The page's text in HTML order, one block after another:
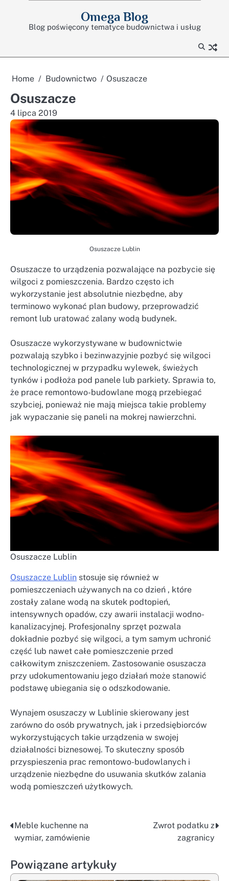
Omega Blog
Blog poświęcony tematyce budownictwa i usług
Home Budownictwo Osuszacze
Osuszacze
4 lipca 2019
Osuszacze Lublin
Osuszacze to urządzenia pozwalające na pozbycie się
wilgoci z pomieszczenia. Bardzo często ich
wykorzystanie jest absolutnie niezbędne, aby
terminowo wykonać plan budowy, przeprowadzić
remont lub uratować zalany wodą budynek.
Osuszacze wykorzystywane w budownictwie
pozwalają szybko i bezinwazyjnie pozbyć się wilgoci
technologicznej w przypadku wylewek, świeżych
tynków i podłoża pod panele lub parkiety. Sprawia to,
że prace remontowo-budowlane mogą przebiegać
szybciej, ponieważ nie mają miejsca takie problemy
jak wypaczanie się paneli na mokrej nawierzchni.
Osuszacze Lublin
Osuszacze Lublin stosuje się również w
pomieszczeniach używanych na co dzień , które
zostały zalane wodą na skutek podtopień,
intensywnych opadów, czy awarii instalacji wodno-
kanalizacyjnej. Profesjonalny sprzęt pozwala
dokładnie pozbyć się wilgoci, a tym samym uchronić
część lub nawet całe pomieszczenie przed
całkowitym zniszczeniem. Zastosowanie osuszacza
przy udokumentowaniu jego działań może stanowić
podstawę ubiegania się o odszkodowanie.
Wynajem osuszaczy w Lublinie skierowany jest
zarówno do osób prywatnych, jak i przedsiębiorców
wykorzystujących takie urządzenia w swojej
działalności biznesowej. To skuteczny sposób
przyspieszenia prac remontowo-budowlanych i
urządzenie niezbędne do usuwania skutków zalania
wodą pomieszczeń użytkowych.
Nawigacja
wpisu
Meble kuchenne na
wymiar, zamówienie
Zwrot podatku z
zagranicy
Powiązane artykuły